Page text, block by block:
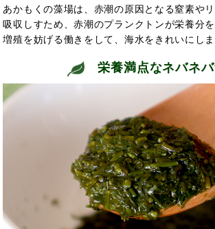
あかもくの藻場は、赤潮の原因となる窒素や
吸収しすため、赤潮のプランクトンが栄養分を
増殖を妨げる働きをして、海水をきれいにしま
栄養満点なネバネ